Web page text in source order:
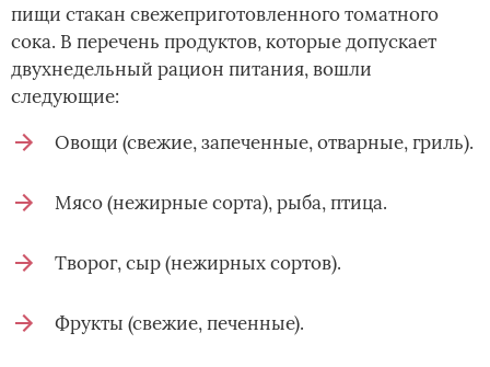
пищи стакан свежеприготовленного томатного
сока. В перечень продуктов, которые допускает
двухнедельный рацион питания, вошли
следующие:
Овощи (свежие, запеченные, отварные, гриль).
Мясо (нежирные сорта), рыба, птица.
Творог, сыр (нежирных сортов).
Фрукты (свежие, печенные).